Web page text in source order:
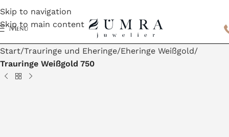
Skip to navigation
Skip to main content
Menu
Start Trauringe und Eheringe Eheringe Weißgold
Trauringe Weißgold 750